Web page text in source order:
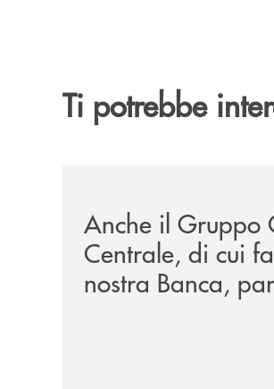
Ti potrebbe
Anche il Gruppo
Centrale, di cui
nostra Banca,
EUR.BANK, il